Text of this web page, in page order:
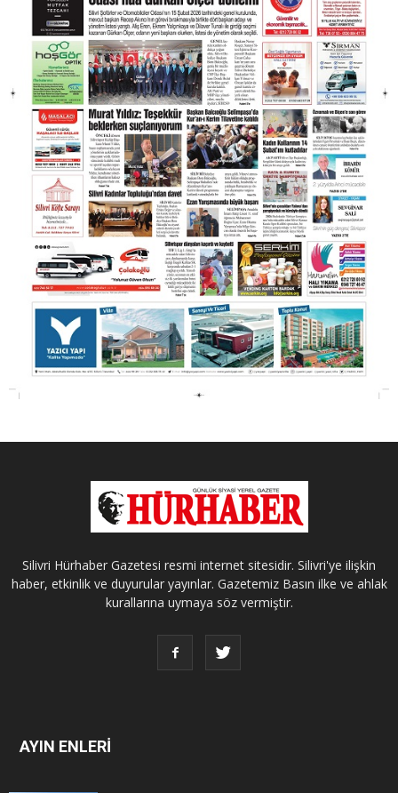
Silivri Hürhaber Gazetesi resmi internet sitesidir. Silivri'ye ilişkin
haber, etkinlik ve duyurular yayınlar. Gazetemiz Basın ilke ve ahlak
kurallarına uymaya söz vermiştir.
AYIN ENLERİ